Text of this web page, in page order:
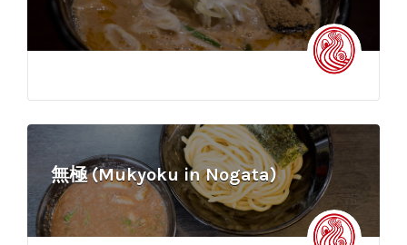
無極 (Mukyoku in Nogata)